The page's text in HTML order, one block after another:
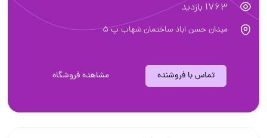
1763 بازدید
میدان حسن اباد ساختمان شهاب پ 5
تماس با فروشنده مشاهده فروشگاه